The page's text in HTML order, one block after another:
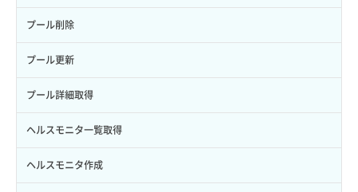
サブユーザー作成
サブユーザー削除
サブユーザー更新
サブユーザー詳細取得
トークン発行
パーミッション一覧取得
イメージ保存容量変更
イメージ削除
イメージ詳細取得
SSHキーペア詳細取得
アタッチ済みポート一覧取得
アタッチ済みポート詳細取得
アタッチ済みボリューム一覧
アタッチ済みボリューム詳細取得
サブネット作成（ローカルネットワーク用）
サブネット削除（ローカルネットワーク用）
サブネット詳細取得
セキュリティグループ ルール一覧取得
セキュリティグループ ルール作成
プール削除
プール更新
プール詳細取得
ヘルスモニタ一覧取得
ヘルスモニタ作成